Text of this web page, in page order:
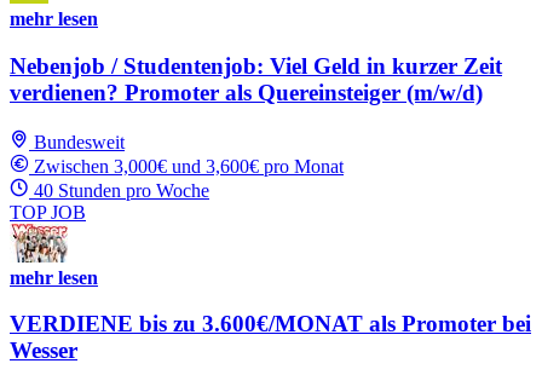
mehr lesen
Nebenjob / Studentenjob: Viel Geld in kurzer Zeit
verdienen? Promoter als Quereinsteiger (m/w/d)
Bundesweit
Zwischen 3,000€ und 3,600€ pro Monat
40 Stunden pro Woche
TOP JOB
mehr lesen
VERDIENE bis zu 3.600€/MONAT als Promoter bei
Wesser